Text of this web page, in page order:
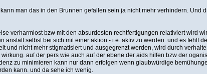
man das in den Brunnen gefallen sein ja nicht mehr verhindern. Und
verharmlost bzw mit den absurdesten rechtfertigungen relativiert wird
anstatt selbst bei sich mit einer aktion - i.e. aktiv zu werden. und es fehlt
und nicht mehr stigmatisiert und ausgegrenzt werden, wird durch
auf der pers wie auch auf der ebene der aids hilfen bzw der
zu minimieren kann nur dann erfolgen wenn glaubwürdige
kann. und da sehe ich wenig.